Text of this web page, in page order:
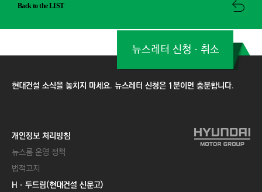
Back to the LIST
현대건설 소식을 놓치지 마세요. 뉴스레터 신청은 1분이면 충분합니다.
뉴스레터 신청ㆍ취소
개인정보 처리방침
뉴스룸 운영 정책
법적고지
Hㆍ두드림(현대건설 신문고)